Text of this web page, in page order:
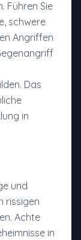
Führen Sie
schwere
Angriffen
Das
in
und
rissigen
Achte
in